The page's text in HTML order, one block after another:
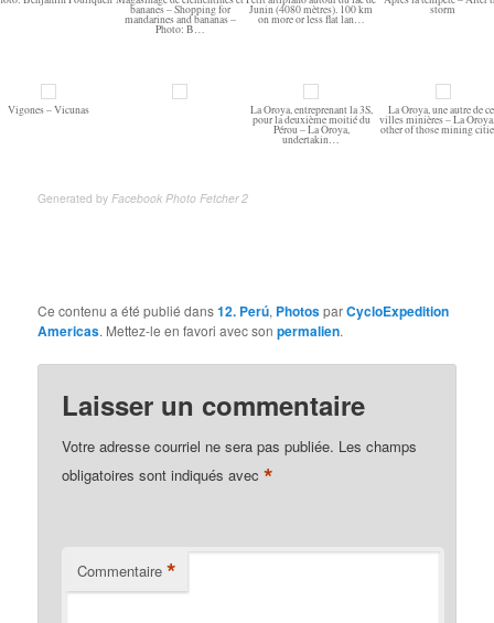
bananes – Shopping for
mandarines and bananas –
Photo: B…
Junin (4080 mètres). 100 km
on more or less flat lan…
storm
Vigones – Vicunas La Oroya, entreprenant la 3S,
pour la deuxième moitié du
Pérou – La Oroya,
undertakin…
La Oroya, une autre de
villes minières – La
other of those mining
Generated by Facebook Photo Fetcher 2
Ce contenu a été publié dans12. Perú, PhotosparCycloExpedition
Americas. Mettez-le en favori avec sonpermalien.
Laisser un commentaire
Votre adresse courriel ne sera pas publiée. Les champs
obligatoires sont indiqués avec*
Commentaire *